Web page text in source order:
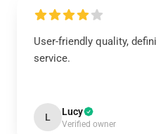
User-friendly quality,
service.
L Lucy
Verified owner